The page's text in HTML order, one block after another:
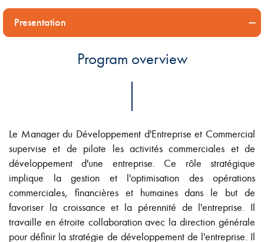
Presentation
Program overview
Le Manager du Développement d'Entreprise et Commercial
supervise et de pilote les activités commerciales et de
développement d'une entreprise. Ce rôle stratégique
implique la gestion et l'optimisation des opérations
commerciales, financières et humaines dans le but de
favoriser la croissance et la pérennité de l'entreprise. Il
travaille en étroite collaboration avec la direction générale
pour définir la stratégie de développement de l'entreprise. Il